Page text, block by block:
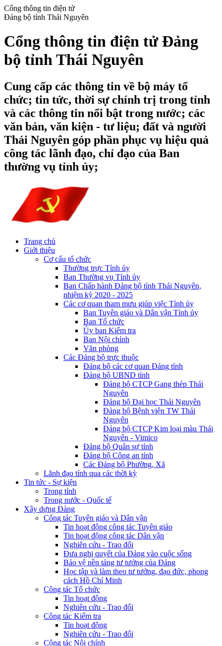
Cổng thông tin điện tử
Đảng bộ tỉnh Thái Nguyên
Cổng thông tin điện tử Đảng
bộ tỉnh Thái Nguyên
Cung cấp các thông tin về bộ máy tổ
chức; tin tức, thời sự chính trị trong tỉnh
và các thông tin nổi bật trong nước; các
văn bản, văn kiện - tư liệu; đất và người
Thái Nguyên góp phần phục vụ hiệu quả
công tác lãnh đạo, chỉ đạo của Ban
thường vụ tỉnh ủy;
Trang chủ
Giới thiệu
Cơ cấu tổ chức
Thường trực Tỉnh ủy
Ban Thường vụ Tỉnh ủy
Ban Chấp hành Đảng bộ tỉnh Thái Nguyên,
nhiệm kỳ 2020 - 2025
Các cơ quan tham mưu giúp việc Tỉnh ủy
Ban Tuyên giáo và Dân vận Tỉnh ủy
Ban Tổ chức
Ủy ban Kiểm tra
Ban Nội chính
Văn phòng
Các Đảng bộ trực thuộc
Đảng bộ các cơ quan Đảng tỉnh
Đảng bộ UBND tỉnh
Đảng bộ CTCP Gang thép Thái
Nguyên
Đảng bộ Đại học Thái Nguyên
Đảng bộ Bệnh viện TW Thái
Nguyên
Đảng bộ CTCP Kim loại màu Thái
Nguyên - Vimico
Đảng bộ Quân sự tỉnh
Đảng bộ Công an tỉnh
Các Đảng bộ Phường, Xã
Lãnh đạo tỉnh qua các thời kỳ
Tin tức - Sự kiện
Trong tỉnh
Trong nước - Quốc tế
Xây dựng Đảng
Công tác Tuyên giáo và Dân vận
Tin hoạt động công tác Tuyên giáo
Tin hoạt động công tác Dân vận
Nghiên cứu - Trao đổi
Đưa nghị quyết của Đảng vào cuộc sống
Bảo vệ nền tảng tư tưởng của Đảng
Học tập và làm theo tư tưởng, đạo đức, phong
cách Hồ Chí Minh
Công tác Tổ chức
Tin hoạt động
Nghiên cứu - Trao đổi
Công tác Kiểm tra
Tin hoạt động
Nghiên cứu - Trao đổi
Công tác Nội chính